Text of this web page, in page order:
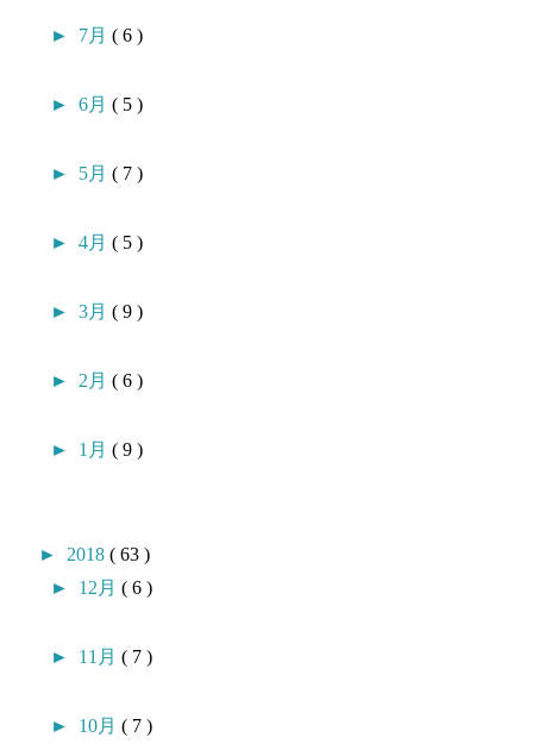
► 7月( 6 )
►6月( 5 )
► 5月( 7 )
►4月( 5 )
►3月( 9 )
► 2月( 6 )
► 1月( 9 )
► 2018( 63 )
► 12月( 6 )
► 11月( 7 )
► 10月( 7 )